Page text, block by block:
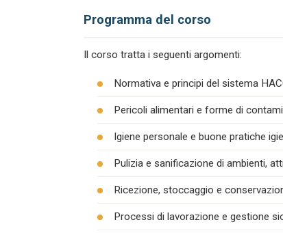
Programma del corso
Il corso tratta i seguenti argomenti:
Normativa e principi del sistema
Pericoli alimentari e forme di
Igiene personale e buone pratiche
Pulizia e sanificazione di ambienti,
Ricezione, stoccaggio e
Processi di lavorazione e gestione